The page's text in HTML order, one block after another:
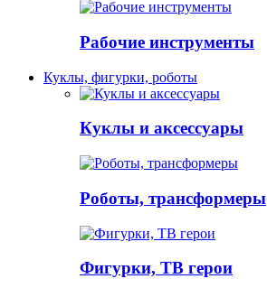
Рабочие инструменты
Куклы, фигурки, роботы
Куклы и аксессуары
Роботы, трансформеры
Фигурки, ТВ герои